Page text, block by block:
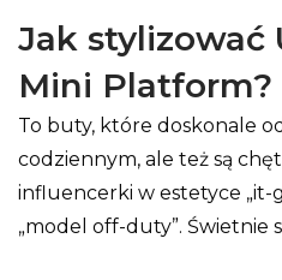
Jak stylizować
Mini Platform?
To buty, które doskonale
codziennym, ale też są
influencerki w estetyce „it-
„model off-duty”. Świetnie